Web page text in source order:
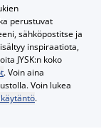
perustuvat
sähköpostitse ja
inspiraatiota,
JYSK:n koko
. Voin aina
Voin lukea
.